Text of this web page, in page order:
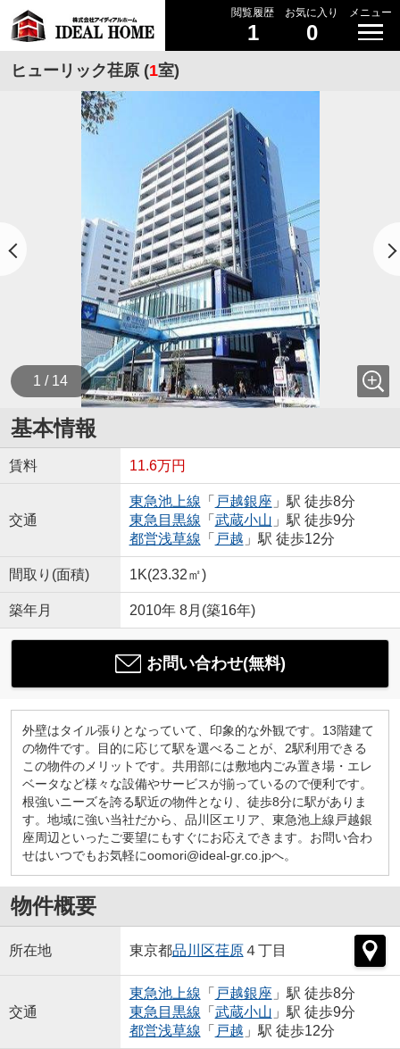
閲覧履歴
1
お気に入り
0
メニュー
ヒューリック荏原 (1室)
1 / 14
基本情報
賃料 11.6万円
交通
東急池上線 「 戸越銀座 」駅 徒歩8分
東急目黒線 「 武蔵小山 」駅 徒歩9分
都営浅草線 「 戸越 」駅 徒歩12分
間取り(面積) 1K(23.32㎡)
築年月 2010年 8月(築16年)
お問い合わせ(無料)
外壁はタイル張りとなっていて、印象的な外観です。13階建て
の物件です。目的に応じて駅を選べることが、2駅利用できる
この物件のメリットです。共用部には敷地内ごみ置き場・エレ
ベータなど様々な設備やサービスが揃っているので便利です。
根強いニーズを誇る駅近の物件となり、徒歩8分に駅がありま
す。地域に強い当社だから、品川区エリア、東急池上線戸越銀
座周辺といったご要望にもすぐにお応えできます。お問い合わ
せはいつでもお気軽にoomori@ideal-gr.co.jpへ。
物件概要
所在地 東京都品川区荏原４丁目
交通
東急池上線 「 戸越銀座 」駅 徒歩8分
東急目黒線 「 武蔵小山 」駅 徒歩9分
都営浅草線 「 戸越 」駅 徒歩12分